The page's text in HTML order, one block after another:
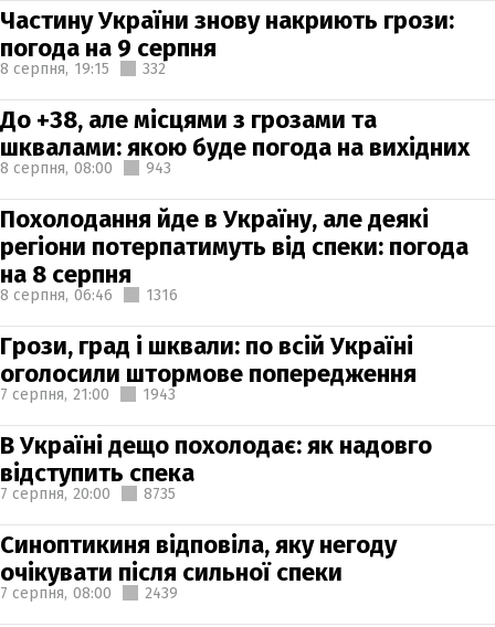
Частину України знову накриють грози:
погода на 9 серпня
8 серпня, 19:15 332
До +38, але місцями з грозами та
шквалами: якою буде погода на вихідних
8 серпня, 08:00 943
Похолодання йде в Україну, але деякі
регіони потерпатимуть від спеки: погода
на 8 серпня
8 серпня, 06:46 1316
Грози, град і шквали: по всій Україні
оголосили штормове попередження
7 серпня, 21:00 1943
В Україні дещо похолодає: як надовго
відступить спека
7 серпня, 20:00 8735
Синоптикиня відповіла, яку негоду
очікувати після сильної спеки
7 серпня, 08:00 2439